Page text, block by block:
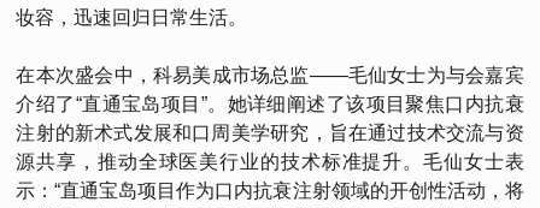
妆容，迅速回归日常生活。
在本次盛会中，科易美成市场总监——毛仙女士为与会嘉宾
介绍了“直通宝岛项目”。她详细阐述了该项目聚焦口内抗衰
注射的新术式发展和口周美学研究，旨在通过技术交流与资
源共享，推动全球医美行业的技术标准提升。毛仙女士表
示：“直通宝岛项目作为口内抗衰注射领域的开创性活动，将